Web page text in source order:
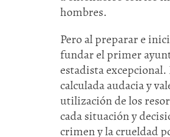
hombres.
Pero al preparar e
fundar el primer
estadista
calculada audacia y
utilización de los
cada situación y
crimen y la crueldad